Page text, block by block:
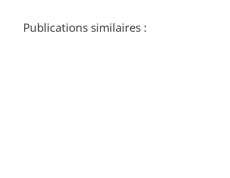
Publications similaires :